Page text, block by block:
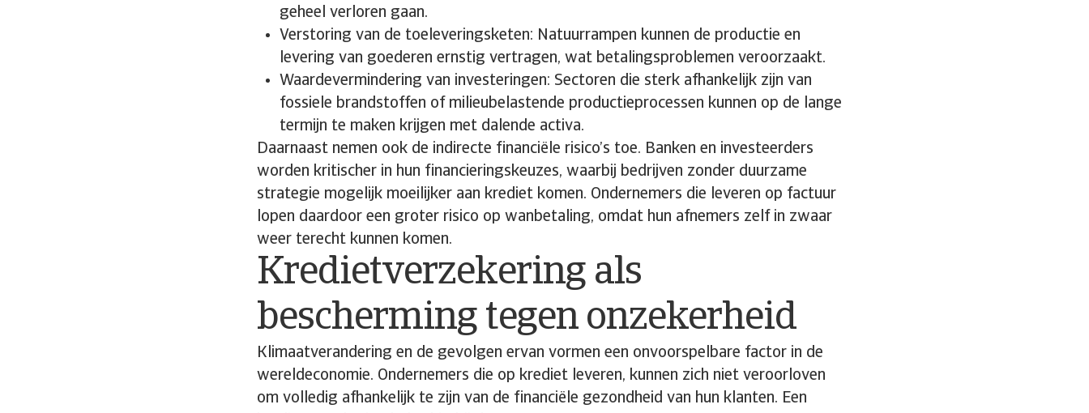
geheel verloren gaan.
Verstoring van de toeleveringsketen: Natuurrampen kunnen de productie en
levering van goederen ernstig vertragen, wat betalingsproblemen veroorzaakt.
Waardevermindering van investeringen: Sectoren die sterk afhankelijk zijn van
fossiele brandstoffen of milieubelastende productieprocessen kunnen op de lange
termijn te maken krijgen met dalende activa.
Daarnaast nemen ook de indirecte financiële risico’s toe. Banken en investeerders
worden kritischer in hun financieringskeuzes, waarbij bedrijven zonder duurzame
strategie mogelijk moeilijker aan krediet komen. Ondernemers die leveren op factuur
lopen daardoor een groter risico op wanbetaling, omdat hun afnemers zelf in zwaar
weer terecht kunnen komen.
Kredietverzekering als
bescherming tegen onzekerheid
Klimaatverandering en de gevolgen ervan vormen een onvoorspelbare factor in de
wereldeconomie. Ondernemers die op krediet leveren, kunnen zich niet veroorloven
om volledig afhankelijk te zijn van de financiële gezondheid van hun klanten. Een